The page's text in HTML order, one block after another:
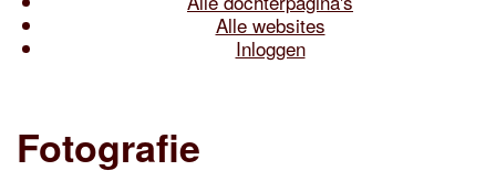
Alle websites
Inloggen
Fotografie